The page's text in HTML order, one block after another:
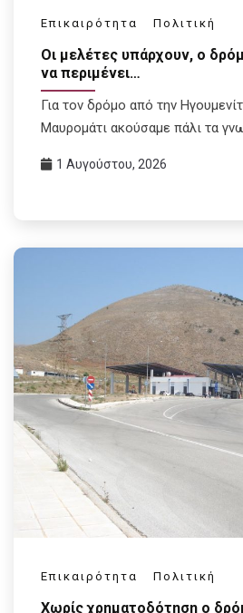
Επικαιρότητα Πολιτική
Οι μελέτες υπάρχουν, ο
να περιμένει…
Για τον δρόμο από την
Μαυρομάτι ακούσαμε πάλι τα
1 Αυγούστου, 2026
Επικαιρότητα Πολιτική
Χωρίς χρηματοδότηση ο